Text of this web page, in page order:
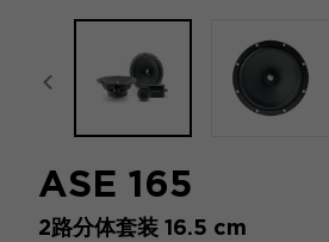
focal-naim-
ASE 165
2路分体套装 16.5 cm